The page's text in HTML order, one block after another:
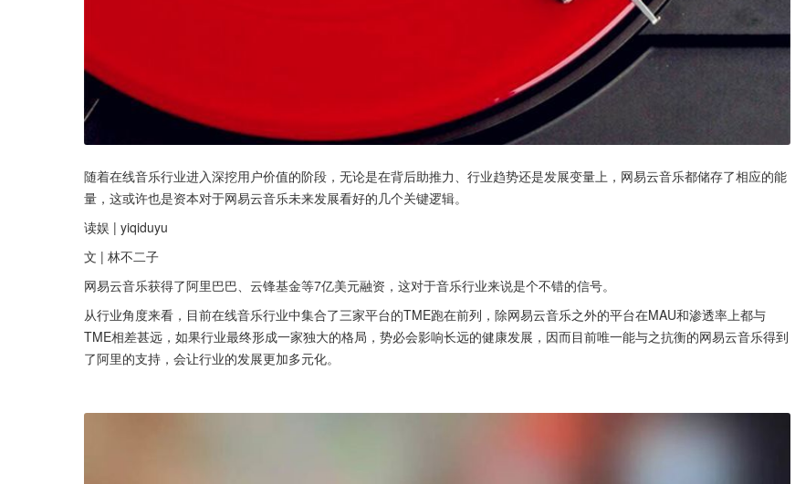
随着在线音乐行业进入深挖用户价值的阶段，无论是在背后助推力、行业趋势还是发展变量上，网易云音乐都储存了相应的能
量，这或许也是资本对于网易云音乐未来发展看好的几个关键逻辑。
读娱 | yiqiduyu
文 | 林不二子
网易云音乐获得了阿里巴巴、云锋基金等7亿美元融资，这对于音乐行业来说是个不错的信号。
从行业角度来看，目前在线音乐行业中集合了三家平台的TME跑在前列，除网易云音乐之外的平台在MAU和渗透率上都与
TME相差甚远，如果行业最终形成一家独大的格局，势必会影响长远的健康发展，因而目前唯一能与之抗衡的网易云音乐得到
了阿里的支持，会让行业的发展更加多元化。